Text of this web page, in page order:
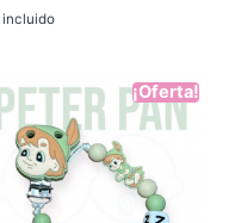
24,95 €
hasta
incluido
¡Oferta!